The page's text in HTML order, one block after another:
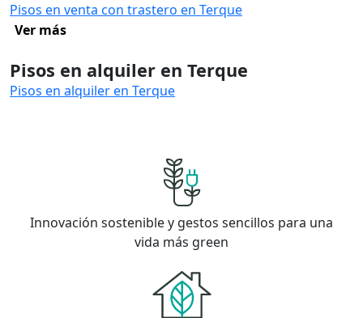
Pisos en venta con trastero en Terque
Ver más
Pisos en alquiler en Terque
Pisos en alquiler en Terque
Innovación sostenible y gestos sencillos para una
vida más green